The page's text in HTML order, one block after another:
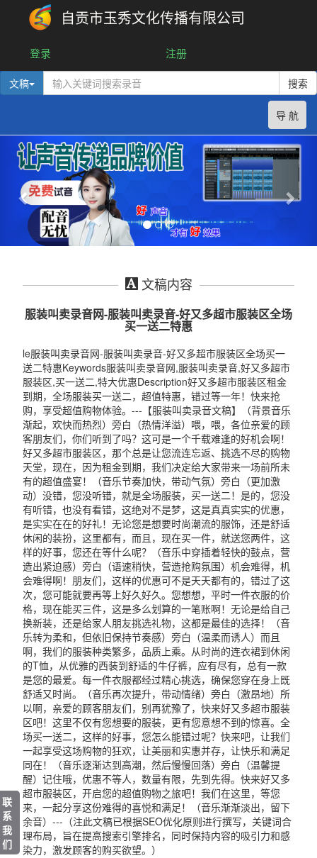
自贡市玉秀文化传播有限公司
登录 注册
文稿 搜索
导 航
文稿内容
服装叫卖录音网-服装叫卖录音-好又多超市服装区全场
买一送二特惠
le服装叫卖录音网-服装叫卖录音-好又多超市服装区全场买一
送二特惠Keywords服装叫卖录音网,服装叫卖录音,好又多超市
服装区,买一送二,特大优惠Description好又多超市服装区租金
到期，全场服装买一送二，超值特惠，错过等一年！快来抢
购，享受超值购物体验。---【服装叫卖录音文稿】（背景音乐
渐起，欢快而热烈）旁白（热情洋溢）喂，喂，各位亲爱的顾
客朋友们，你们听到了吗？这可是一个千载难逢的好机会啊！
好又多超市服装区，那个总是让您流连忘返、挑选不尽的购物
天堂，现在，因为租金到期，我们决定给大家带来一场前所未
有的超值盛宴！（音乐节奏加快，带动气氛）旁白（更加激
动）没错，您没听错，就是全场服装，买一送二！是的，您没
有听错，也没有看错，这绝对不是梦，这是真真实实的优惠，
是实实在在的好礼！无论您是想要时尚潮流的服饰，还是舒适
休闲的装扮，这里都有，而且，现在买一件，就送您两件，这
样的好事，您还在等什么呢？（音乐中穿插着轻快的鼓点，营
造出紧迫感）旁白（语速稍快，营造抢购氛围）机会难得，机
会难得啊！朋友们，这样的优惠可不是天天都有的，错过了这
次，您可能就要再等上好久好久。您想想，平时一件衣服的价
格，现在能买三件，这是多么划算的一笔账啊！无论是给自己
换新装，还是给家人朋友挑选礼物，这都是最佳的选择！（音
乐转为柔和，但依旧保持节奏感）旁白（温柔而诱人）而且
啊，我们的服装种类繁多，品质上乘。从时尚的连衣裙到休闲
的T恤，从优雅的西装到舒适的牛仔裤，应有尽有，总有一款
是您的最爱。每一件衣服都经过精心挑选，确保您穿在身上既
舒适又时尚。（音乐再次提升，带动情绪）旁白（激昂地）所
以啊，亲爱的顾客朋友们，别再犹豫了，快来好又多超市服装
区吧！这里不仅有您想要的服装，更有您意想不到的惊喜。全
场买一送二，这样的好事，您怎么能错过呢？快来吧，让我们
一起享受这场购物的狂欢，让美丽和实惠并存，让快乐和满足
同在！（音乐逐渐达到高潮，然后慢慢回落）旁白（温馨提
醒）记住哦，优惠不等人，数量有限，先到先得。快来好又多
超市服装区，开启您的超值购物之旅吧！我们在这里，等您
来，一起分享这份难得的喜悦和满足！（音乐渐渐淡出，留下
余音）---（注此文稿已根据SEO优化原则进行撰写，关键词合
理布局，旨在提高搜索引擎排名，同时保持内容的吸引力和感
染力，激发顾客的购买欲望。）
联
系
我
们